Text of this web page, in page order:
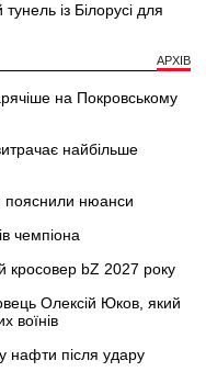
із Білорусі для
АРХІВ
на Покровському
найбільше
пояснили нюанси
чемпіона
кросовер bZ 2027 року
Олексій Юков, який
воїнів
нафти після удару